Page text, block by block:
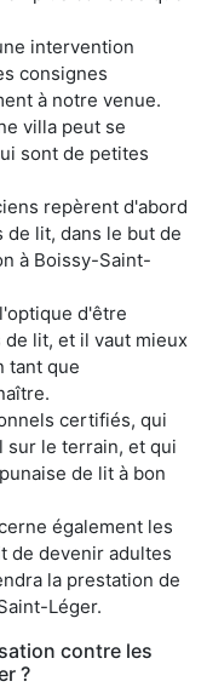
intervention
consignes
à notre venue.
villa peut se
sont de petites
repèrent d'abord
lit, dans le but de
à Boissy-Saint-
d'être
lit, et il vaut mieux
tant que
certifiés, qui
sur le terrain, et qui
de lit à bon
également les
de devenir adultes
la prestation de
Léger.
contre les
?